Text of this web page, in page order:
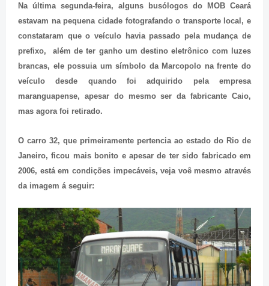
Na última segunda-feira, alguns busólogos do MOB Ceará
estavam na pequena cidade fotografando o transporte local, e
constataram que o veículo havia passado pela mudança de
prefixo, além de ter ganho um destino eletrônico com luzes
brancas, ele possuia um símbolo da Marcopolo na frente do
veículo desde quando foi adquirido pela empresa
maranguapense, apesar do mesmo ser da fabricante Caio,
mas agora foi retirado.
O carro 32, que primeiramente pertencia ao estado do Rio de
Janeiro, ficou mais bonito e apesar de ter sido fabricado em
2006, está em condições impecáveis, veja voê mesmo através
da imagem á seguir: